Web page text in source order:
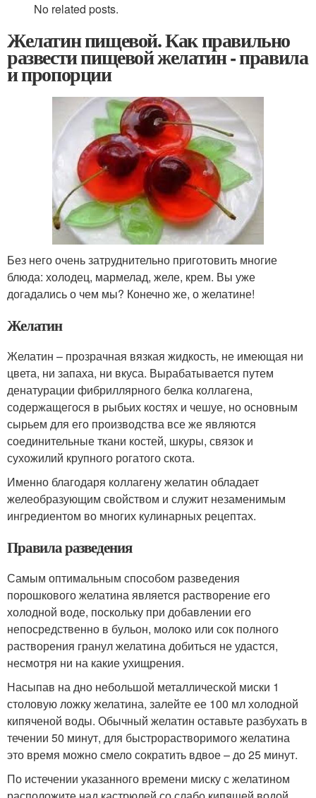
No related posts.
Желатин пищевой. Как правильно
развести пищевой желатин - правила
и пропорции
Без него очень затруднительно приготовить многие
блюда: холодец, мармелад, желе, крем. Вы уже
догадались о чем мы? Конечно же, о желатине!
Желатин
Желатин – прозрачная вязкая жидкость, не имеющая ни
цвета, ни запаха, ни вкуса. Вырабатывается путем
денатурации фибриллярного белка коллагена,
содержащегося в рыбьих костях и чешуе, но основным
сырьем для его производства все же являются
соединительные ткани костей, шкуры, связок и
сухожилий крупного рогатого скота.
Именно благодаря коллагену желатин обладает
желеобразующим свойством и служит незаменимым
ингредиентом во многих кулинарных рецептах.
Правила разведения
Самым оптимальным способом разведения
порошкового желатина является растворение его
холодной воде, поскольку при добавлении его
непосредственно в бульон, молоко или сок полного
растворения гранул желатина добиться не удастся,
несмотря ни на какие ухищрения.
Насыпав на дно небольшой металлической миски 1
столовую ложку желатина, залейте ее 100 мл холодной
кипяченой воды. Обычный желатин оставьте разбухать в
течении 50 минут, для быстрорастворимого желатина
это время можно смело сократить вдвое – до 25 минут.
По истечении указанного времени миску с желатином